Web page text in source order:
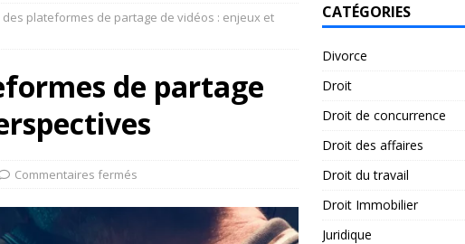
des plateformes de partage de vidéos : enjeux et
de partage
Commentaires fermés
CATÉGORIES
Divorce
Droit
Droit de concurrence
Droit des affaires
Droit du travail
Droit Immobilier
Juridique